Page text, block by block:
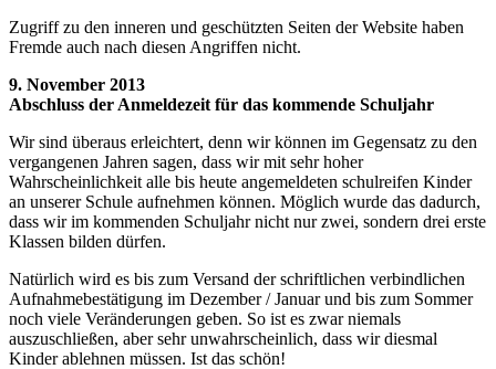
Zugriff zu den inneren und geschützten Seiten der Website haben
Fremde auch nach diesen Angriffen nicht.
9. November 2013
Abschluss der Anmeldezeit für das kommende Schuljahr
Wir sind überaus erleichtert, denn wir können im Gegensatz zu den
vergangenen Jahren sagen, dass wir mit sehr hoher
Wahrscheinlichkeit alle bis heute angemeldeten schulreifen Kinder
an unserer Schule aufnehmen können. Möglich wurde das dadurch,
dass wir im kommenden Schuljahr nicht nur zwei, sondern drei erste
Klassen bilden dürfen.
Natürlich wird es bis zum Versand der schriftlichen verbindlichen
Aufnahmebestätigung im Dezember / Januar und bis zum Sommer
noch viele Veränderungen geben. So ist es zwar niemals
auszuschließen, aber sehr unwahrscheinlich, dass wir diesmal
Kinder ablehnen müssen. Ist das schön!